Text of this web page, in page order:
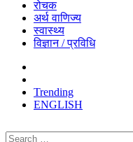
रोचक
अर्थ वाणिज्य
स्वास्थ्य
विज्ञान / प्रविधि
Trending
ENGLISH